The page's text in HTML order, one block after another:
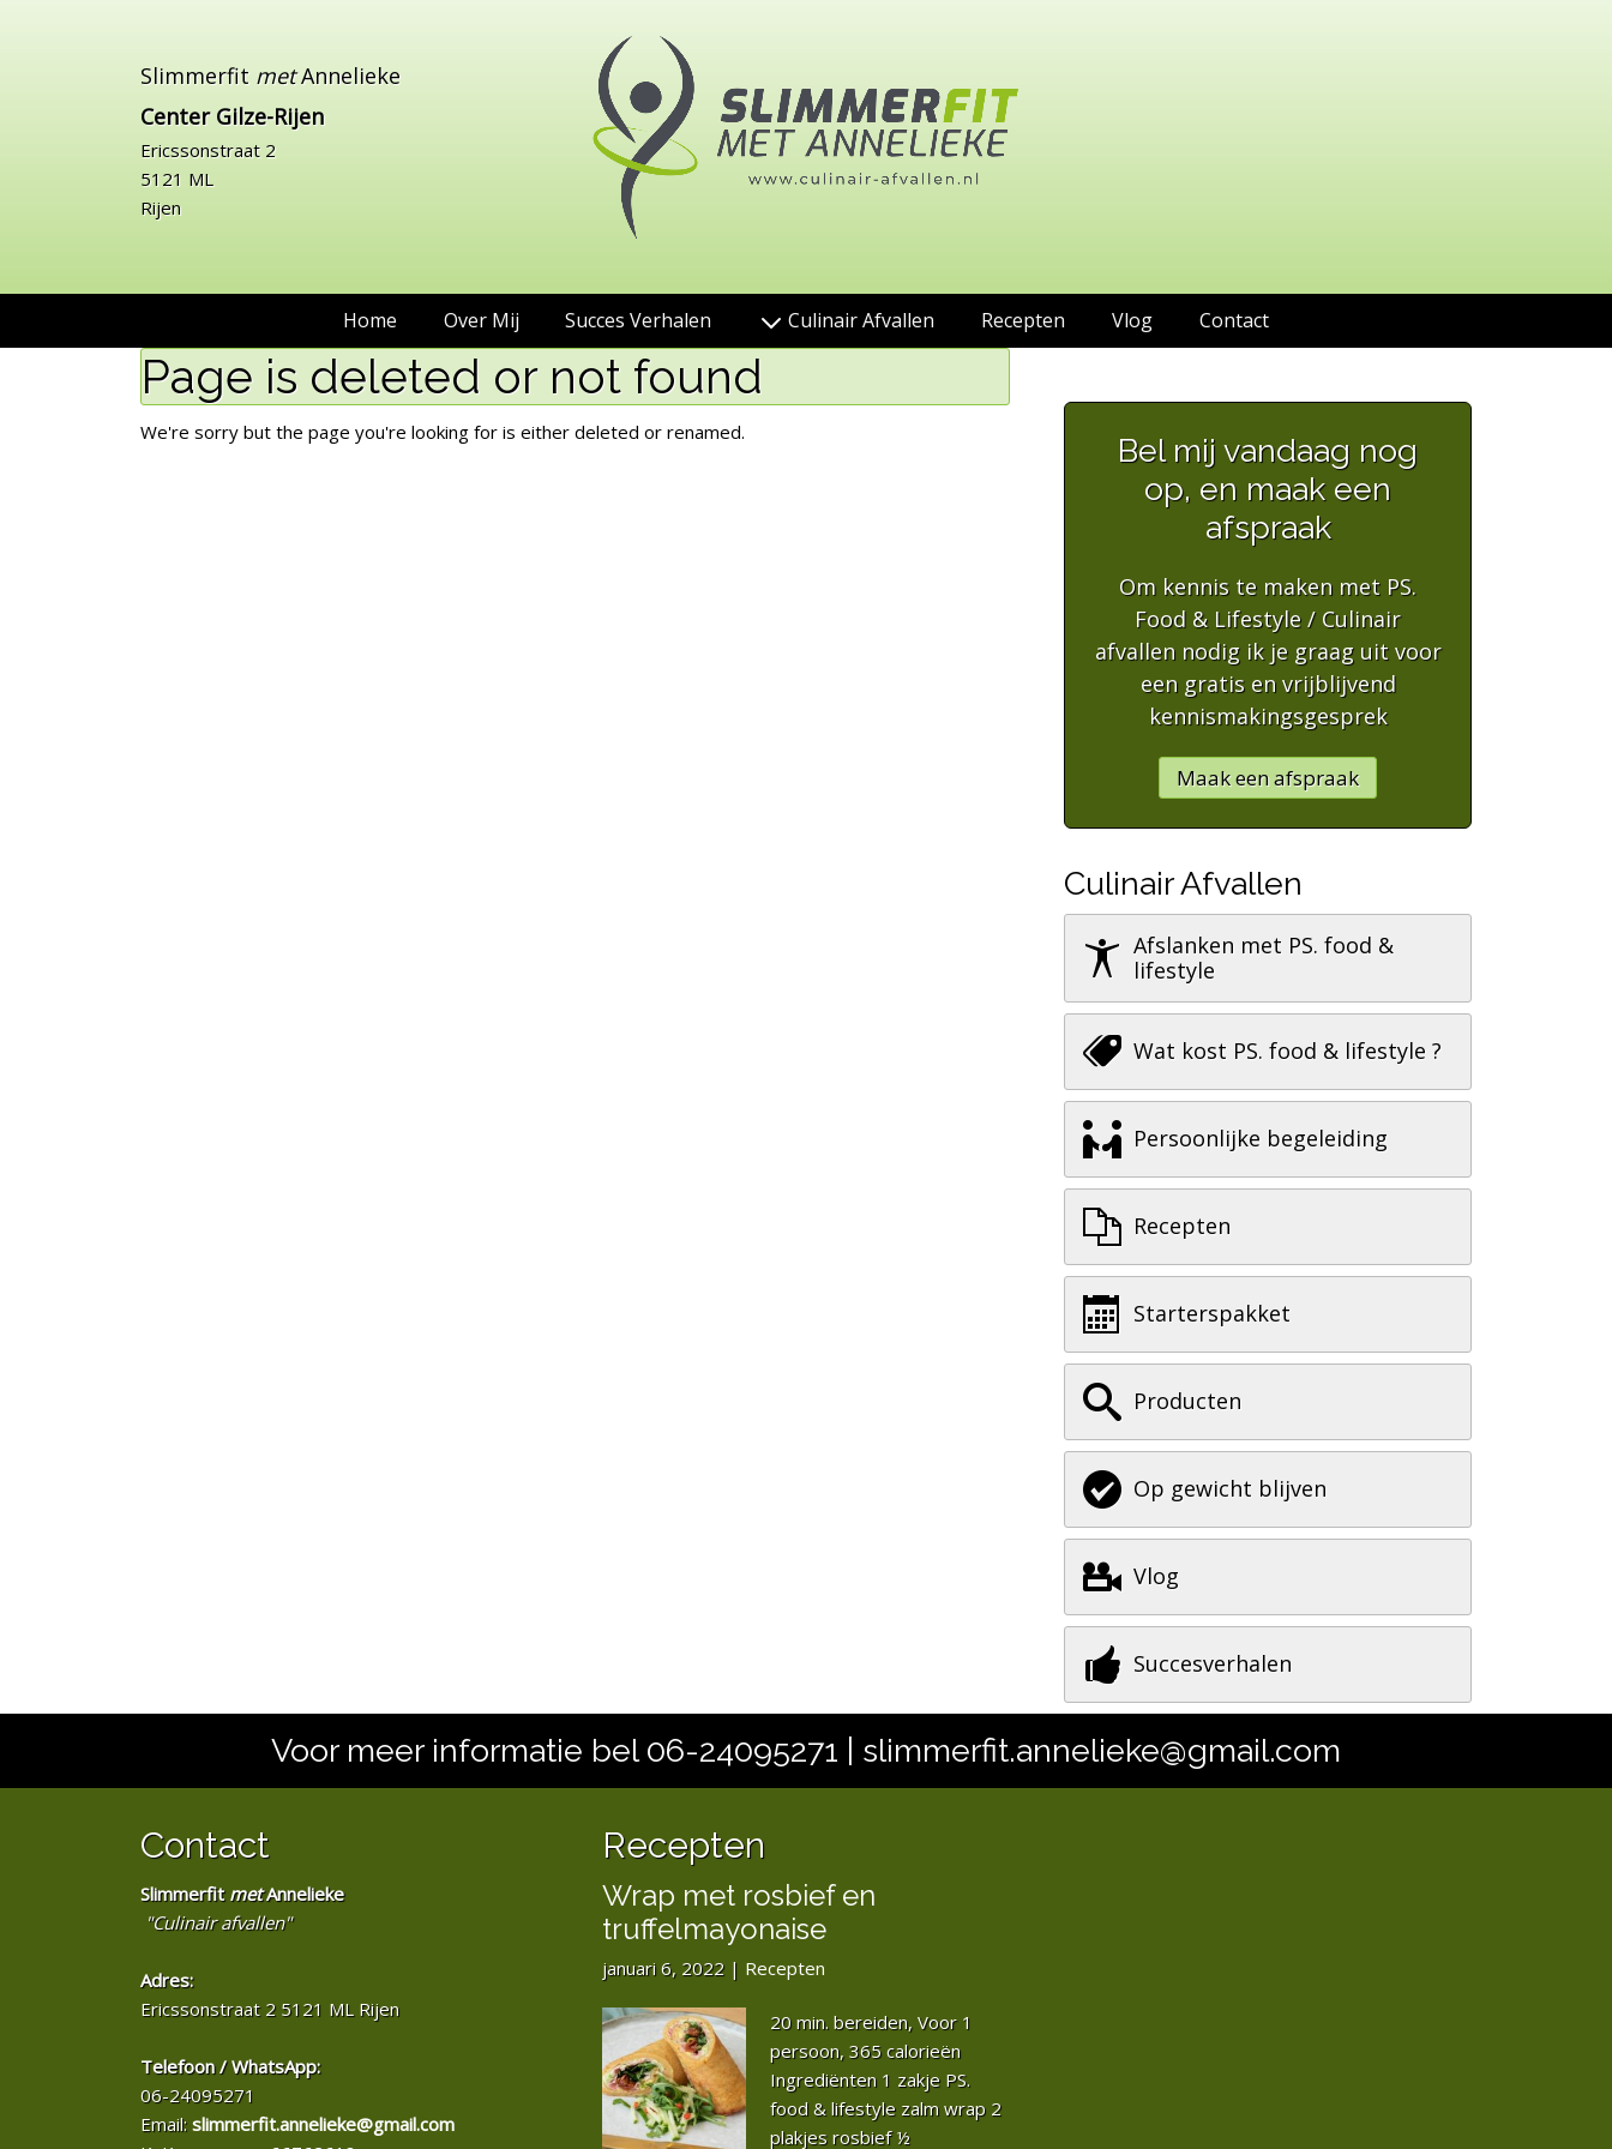
Slimmerfit metAnnelieke
Center Gilze-Rijen
Ericssonstraat 2
5121 ML
Rijen
Home Over Mij Succes Verhalen Culinair Afvallen Recepten Vlog Contact
Page is deleted or not found
We're sorry but the page you're looking for is either deleted or renamed.
Bel mij vandaag nog
op, en maak een
afspraak
Om kennis te maken met PS.
Food & Lifestyle / Culinair
afvallen nodig ik je graag uit voor
een gratis en vrijblijvend
kennismakingsgesprek
Maak een afspraak
Culinair Afvallen
Afslanken met PS. food &
lifestyle
Wat kost PS. food & lifestyle ?
Persoonlijke begeleiding
Recepten
Starterspakket
Producten
Op gewicht blijven
Vlog
Succesverhalen
Voor meer informatie bel 06-24095271 | slimmerfit.annelieke@gmail.com
Contact
Slimmerfit metAnnelieke
"Culinair afvallen"
Adres:
Ericssonstraat 2 5121 ML Rijen
Telefoon / WhatsApp:
06-24095271
Email: slimmerfit.annelieke@gmail.com
Recepten
Wrap met rosbief en
truffelmayonaise
januari 6, 2022 | Recepten
20 min. bereiden, Voor 1
persoon, 365 calorieën
Ingrediënten 1 zakje PS.
food & lifestyle zalm wrap 2
plakjes rosbief ½